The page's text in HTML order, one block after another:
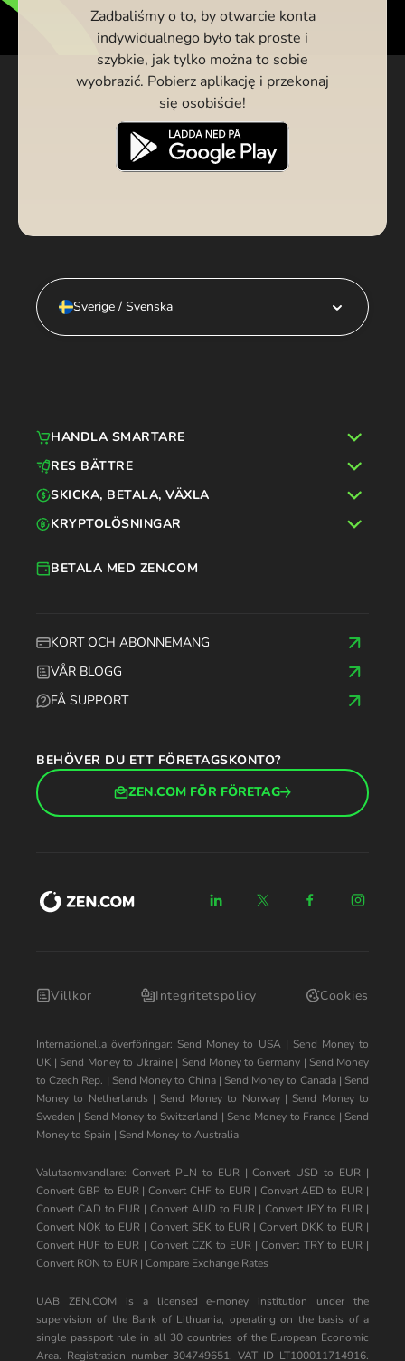
Zadbaliśmy o to, by otwarcie konta
indywidualnego było tak proste i
szybkie, jak tylko można to sobie
wyobrazić. Pobierz aplikację i przekonaj
się osobiście!
Sverige / Svenska
KORT OCH ABONNEMANG
VÅR BLOGG
FÅ SUPPORT
BETALA MED ZEN.COM
BEHÖVER DU ETT FÖRETAGSKONTO?
ZEN.COM FÖR FÖRETAG
HANDLA SMARTARE
RES BÄTTRE
SKICKA, BETALA, VÄXLA
KRYPTOLÖSNINGAR
Villkor Integritetspolicy Cookies
Internationella överföringar: Send Money to USA| Send Money to
UK | Send Money to Ukraine | Send Money to Germany | Send Money
to Czech Rep. | Send Money to China| Send Money to Canada| Send
Money to Netherlands | Send Money to Norway| Send Money to
Sweden | Send Money to Switzerland | Send Money to France | Send
Money to Spain | Send Money to Australia
Valutaomvandlare: Convert PLN to EUR|Convert USD to EUR |
Convert GBP to EUR|Convert CHF to EUR| Convert AED to EUR |
Convert CAD to EUR | Convert AUD to EUR | Convert JPY to EUR |
Convert NOK to EUR| Convert SEK to EUR |Convert DKK to EUR |
Convert HUF to EUR | Convert CZK to EUR |Convert TRY to EUR|
Convert RON to EUR | Compare Exchange Rates
UAB ZEN.COM is a licensed e-money institution under the
supervision of the Bank of Lithuania, operating on the basis of a
single passport rule in all 30 countries of the European Economic
Area. Registration number 304749651, VAT ID LT100011714916.